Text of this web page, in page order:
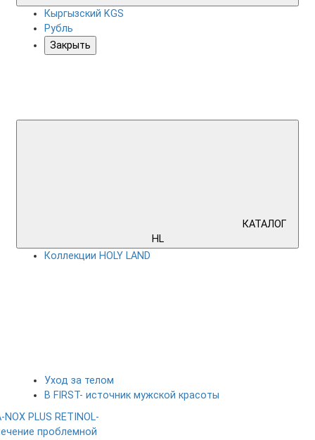
Кыргызский KGS
Рубль
Закрыть
КАТАЛОГ
HL
Коллекции HOLY LAND
Уход за телом
B FIRST- источник мужской красоты
NOX PLUS RETINOL-
проблемной